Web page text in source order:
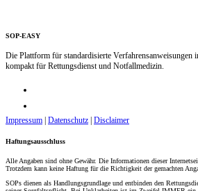
SOP-EASY
Die Plattform für standardisierte Verfahrensanweisungen
kompakt für Rettungsdienst und Notfallmedizin.
Impressum Datenschutz Disclaimer
Haftungsausschluss
Alle Angaben sind ohne Gewähr. Die Informationen dieser
Trotzdem kann keine Haftung für die Richtigkeit der gemachten
SOPs dienen als Handlungsgrundlage und entbinden den